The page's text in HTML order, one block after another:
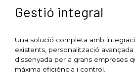
Gestió integral
Una solució completa amb
existents, personalització
dissenyada per a grans empreses
màxima eficiència i control.